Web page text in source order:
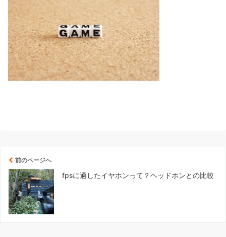
前のページへ
fpsに適したイヤホンって？ヘッドホンとの比較